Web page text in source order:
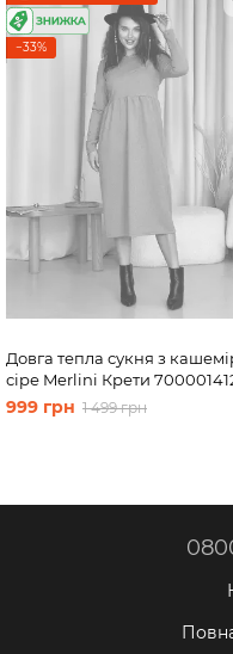
−33%
Довга тепла сукня з
сіре Merlini Крети
розмір 42-44 (S-M)
999 грн 1 499 грн